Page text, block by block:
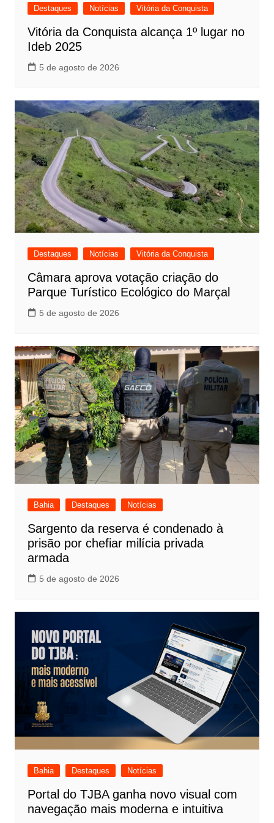
Destaques Notícias Vitória da Conquista
Vitória da Conquista alcança 1º lugar no
Ideb 2025
5 de agosto de 2026
Destaques Notícias Vitória da Conquista
Câmara aprova votação criação do
Parque Turístico Ecológico do Marçal
5 de agosto de 2026
Bahia Destaques Notícias
Sargento da reserva é condenado à
prisão por chefiar milícia privada
armada
5 de agosto de 2026
Bahia Destaques Notícias
Portal do TJBA ganha novo visual com
navegação mais moderna e intuitiva